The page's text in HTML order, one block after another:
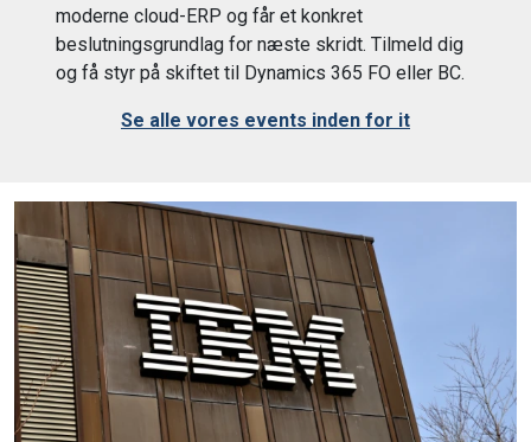
moderne cloud-ERP og får et konkret
beslutningsgrundlag for næste skridt. Tilmeld dig
og få styr på skiftet til Dynamics 365 FO eller BC.
Se alle vores events inden for it